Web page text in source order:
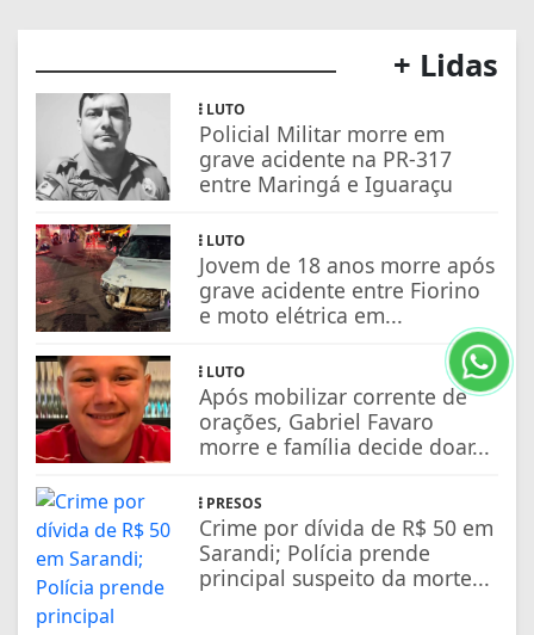
+ Lidas
LUTO
Policial Militar morre em
grave acidente na PR-317
entre Maringá e Iguaraçu
LUTO
Jovem de 18 anos morre após
grave acidente entre Fiorino
e moto elétrica em...
LUTO
Após mobilizar corrente de
orações, Gabriel Favaro
morre e família decide doar...
PRESOS
Crime por dívida de R$ 50 em
Sarandi; Polícia prende
principal suspeito da morte...